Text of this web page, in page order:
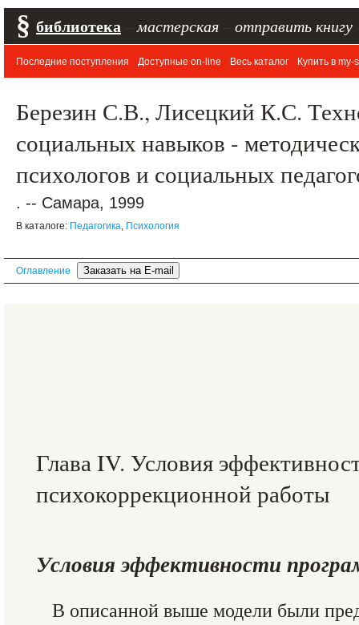
§ библиотека мастерская отправить книгу
Последние поступления Доступные on-line Весь каталог Купить в my-
Березин С.В., Лисецкий К.С.
социальных навыков -
психологов и социальных
. -- Самара, 1999
В каталоге: Педагогика, Психология
Оглавление
Глава IV. Условия
психокоррекционной работы
Условия эффективности
В описанной выше модели были